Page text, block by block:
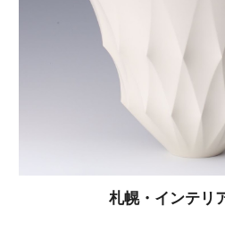
札幌・インテリ